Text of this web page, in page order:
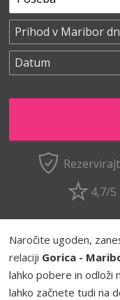
4,7/5
Naročite ugoden,
relaciji Gorica -
lahko pobere in odloži
lahko začnete tudi na